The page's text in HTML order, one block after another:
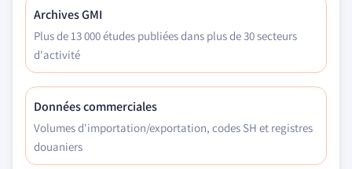
Archives GMI
Plus de 13 000 études publiées dans plus de 30 secteurs
d'activité
Données commerciales
Volumes d'importation/exportation, codes SH et registres
douaniers